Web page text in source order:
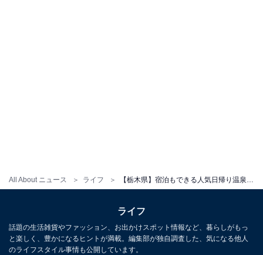
All About ニュース ライフ
あわせて読みたい
ゆ」は加水加温なしの天然かけ流し温泉とコ
テージ宿泊が自慢の施設
ライフ
話題の生活雑貨やファッション、お出かけスポット情報など、暮らしがもっ
と楽しく、豊かになるヒントが満載。編集部が独自調査した、気になる他人
のライフスタイル事情も公開しています。